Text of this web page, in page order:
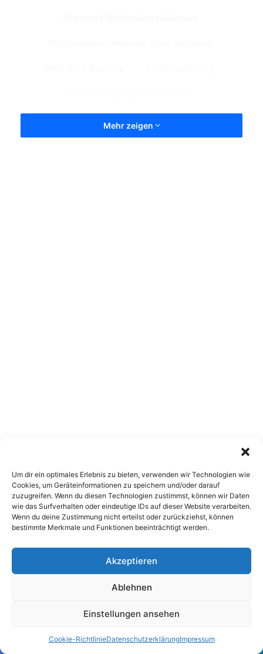
Um dir ein optimales Erlebnis zu bieten, verwenden wir Technologien wie
Cookies, um Geräteinformationen zu speichern und/oder darauf
zuzugreifen. Wenn du diesen Technologien zustimmst, können wir Daten
wie das Surfverhalten oder eindeutige IDs auf dieser Website verarbeiten.
Wenn du deine Zustimmung nicht erteilst oder zurückziehst, können
bestimmte Merkmale und Funktionen beeinträchtigt werden.
Akzeptieren
Ablehnen
Einstellungen ansehen
Cookie-RichtlinieDatenschutzerklärungImpressum
Mehr zeigen
Christoph
dem schönen Buchholz in der Nordheide. Ich habe ein Faible für
Google Mapsoder hier:
We
Ins